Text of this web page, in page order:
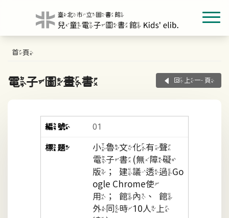
首頁
電子圖畫書 回上一頁
01
小魯文化有聲
電子書(無障礙
版；建議透過Go
ogle Chrome使
用；館內、館
外同時10人上